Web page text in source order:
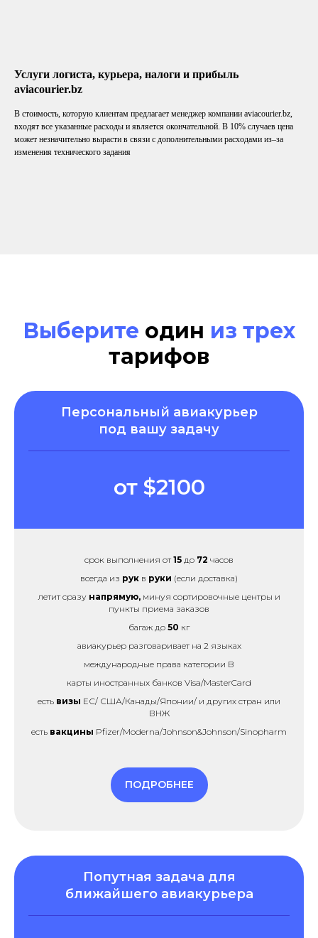
Услуги логиста, курьера, налоги и прибыль
aviacourier.bz
В стоимость, которую клиентам предлагает менеджер компании aviacourier.bz,
входят все указанные расходы и является окончательной. В 10% случаев цена
может незначительно вырасти в связи с дополнительными расходами из–за
изменения технического задания
Выберите один из трех
тарифов
Персональный авиакурьер
под вашу задачу
от $2100
срок выполнения от15 до 72 часов
всегда из рук в руки (если доставка)
летит сразу напрямую, минуя сортировочные центры и
пункты приема заказов
багаж до 50 кг
авиакурьер разговаривает на 2 языках
международные права категории B
карты иностранных банков Visa/MasterCard
есть визы ЕС/ США/Канады/Японии/ и других стран или
ВНЖ
есть вакцины Pfizer/Moderna/Johnson&Johnson/Sinopharm
ПОДРОБНЕЕ
Попутная задача для
ближайшего авиакурьера